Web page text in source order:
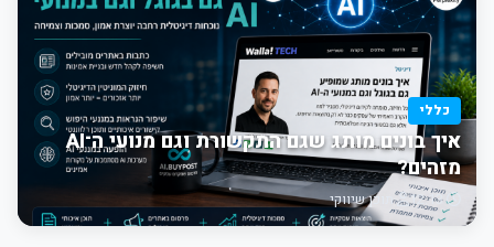
כללי
איך בונים מותג שגם התקשורת וגם מנועי ה־AI
מזהים?
12:13 תוכן שיווקי